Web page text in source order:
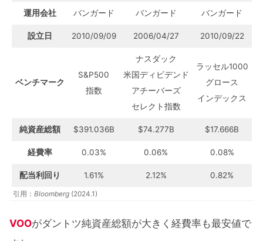
運用会社 バンガード バンガード バンガード
設立日 2010/09/09 2006/04/27 2010/09/22
ベンチマーク
S&P500
指数
ナスダック
米国ディビデンド
アチーバーズ
セレクト指数
ラッセル1000
グロース
インデックス
純資産総額 $391.036B $74.277B $17.666B
経費率 0.03% 0.06% 0.08%
配当利回り 1.61% 2.12% 0.82%
引用： Bloomberg (2024.1)
VOOがダントツ純資産総額が大きく経費率も最安値で